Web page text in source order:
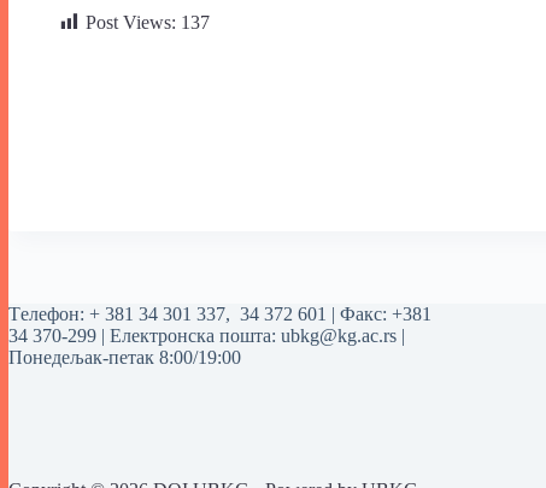
Post Views: 137
Tелефон: + 381 34 301 337, 34 372 601 | Факс: +381
34 370-299 | Електронска пошта: ubkg@kg.ac.rs |
Понедељак-петак 8:00/19:00